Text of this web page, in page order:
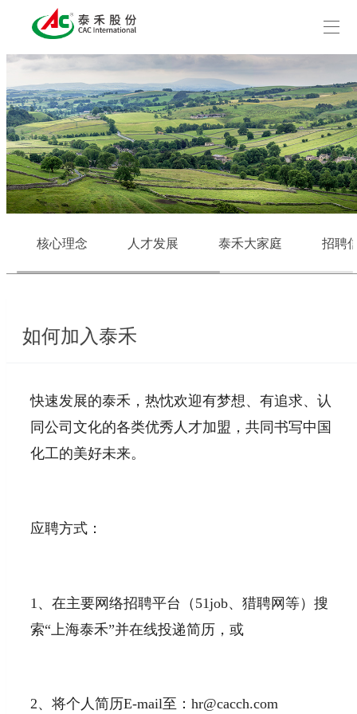
核心理念 人才发展 泰禾大家庭 招聘
如何加入泰禾
快速发展的泰禾，热忱欢迎有梦想、有追求、认
同公司文化的各类优秀人才加盟，共同书写中国
化工的美好未来。
应聘方式：
1、在主要网络招聘平台（51job、猎聘网等）搜
索“上海泰禾”并在线投递简历，或
2、将个人简历E-mail至：hr@cacch.com